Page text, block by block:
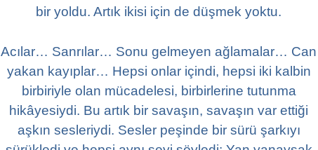
bir yoldu. Artık ikisi için de düşmek yoktu.
Acılar… Sanrılar… Sonu gelmeyen ağlamalar… Can
yakan kayıplar… Hepsi onlar içindi, hepsi iki kalbin
birbiriyle olan mücadelesi, birbirlerine tutunma
hikâyesiydi. Bu artık bir savaşın, savaşın var ettiği
aşkın sesleriydi. Sesler peşinde bir sürü şarkıyı